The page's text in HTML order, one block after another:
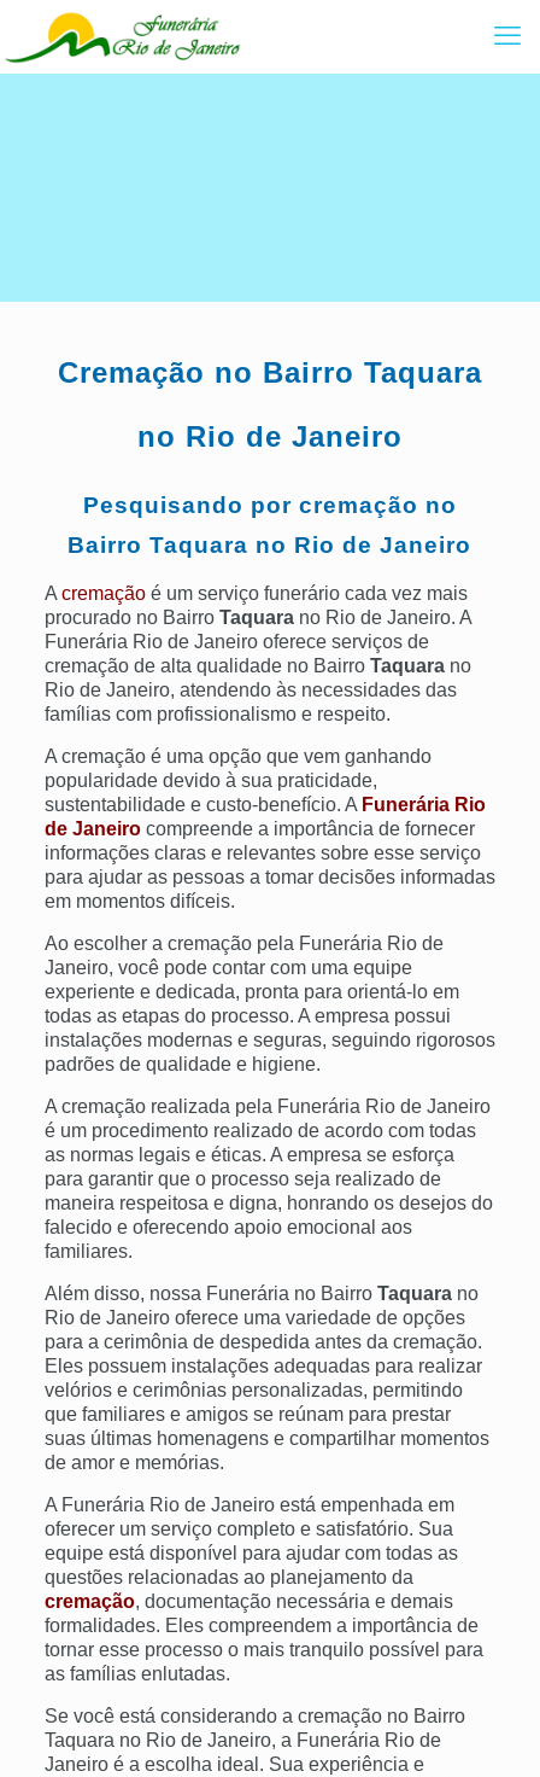
Cremação no Bairro Taquara
no Rio de Janeiro
Pesquisando por cremação no
BairroTaquara no Rio de Janeiro
A cremaçãoé um serviço funerário cada vez mais
procurado no Bairro Taquarano Rio de Janeiro. A
Funerária Rio de Janeiro oferece serviços de
cremação de alta qualidade no Bairro Taquarano
Rio de Janeiro, atendendo às necessidades das
famílias com profissionalismo e respeito.
A cremação é uma opção que vem ganhando
popularidade devido à sua praticidade,
sustentabilidade e custo-benefício. A Funerária Rio
de Janeirocompreende a importância de fornecer
informações claras e relevantes sobre esse serviço
para ajudar as pessoas a tomar decisões informadas
em momentos difíceis.
Ao escolher a cremação pela Funerária Rio de
Janeiro, você pode contar com uma equipe
experiente e dedicada, pronta para orientá-lo em
todas as etapas do processo. A empresa possui
instalações modernas e seguras, seguindo rigorosos
padrões de qualidade e higiene.
A cremação realizada pela Funerária Rio de Janeiro
é um procedimento realizado de acordo com todas
as normas legais e éticas. A empresa se esforça
para garantir que o processo seja realizado de
maneira respeitosa e digna, honrando os desejos do
falecido e oferecendo apoio emocional aos
familiares.
Além disso, nossa Funerária no Bairro Taquarano
Rio de Janeiro oferece uma variedade de opções
para a cerimônia de despedida antes da cremação.
Eles possuem instalações adequadas para realizar
velórios e cerimônias personalizadas, permitindo
que familiares e amigos se reúnam para prestar
suas últimas homenagens e compartilhar momentos
de amor e memórias.
A Funerária Rio de Janeiro está empenhada em
oferecer um serviço completo e satisfatório. Sua
equipe está disponível para ajudar com todas as
questões relacionadas ao planejamento da
cremação, documentação necessária e demais
formalidades. Eles compreendem a importância de
tornar esse processo o mais tranquilo possível para
as famílias enlutadas.
Se você está considerando a cremação no Bairro
Taquara no Rio de Janeiro, a Funerária Rio de
Janeiro é a escolha ideal. Sua experiência e